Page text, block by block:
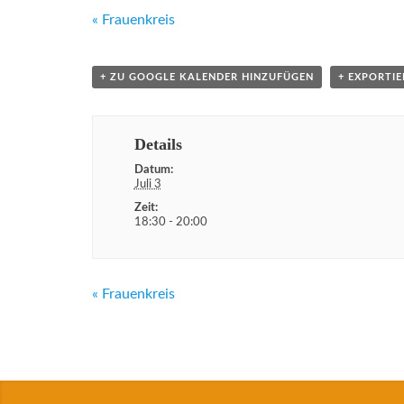
Veranstaltung
« Frauenkreis
+ ZU GOOGLE KALENDER HINZUFÜGEN +
Details
Datum:
Juli 3
Zeit:
18:30 - 20:00
Veranstaltung
« Frauenkreis